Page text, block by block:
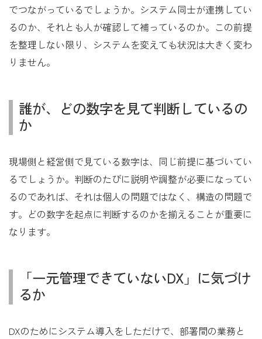
でつながっているでしょうか。システム同士が連携してい
るのか、それとも人が確認して補っているのか。この前提
を整理しない限り、システムを変えても状況は大きく変わ
りません。
誰が、どの数字を見て判断しているの
か
現場側と経営側で見ている数字は、同じ前提に基づいてい
るでしょうか。判断のたびに説明や調整が必要になってい
るのであれば、それは個人の問題ではなく、構造の問題で
す。どの数字を起点に判断するのかを揃えることが重要に
なります。
「一元管理できていないDX」に気づけ
るか
DXのためにシステム導入をしただけで、部署間の業務と